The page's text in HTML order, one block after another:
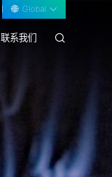
Global
联系我们